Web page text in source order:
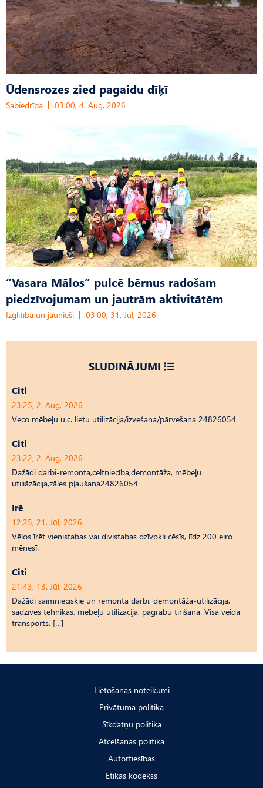
Ūdensrozes zied pagaidu dīķī
Sabiedrība 03:00, 4. Aug, 2026
“Vasara Mālos” pulcē bērnus radošam
piedzīvojumam un jautrām aktivitātēm
Izglītība un jaunieši 03:00, 31. Jūl, 2026
SLUDINĀJUMI
Citi
23:25, 2. Aug, 2026
Veco mēbeļu u.c. lietu utilizācija/izvešana/pārvešana 24826054
Citi
23:22, 2. Aug, 2026
Dažādi darbi-remonta,celtniecība,demontāža, mēbeļu
utiliāzācija,zāles pļaušana24826054
Īrē
12:25, 21. Jūl, 2026
Vēlos īrēt vienistabas vai divistabas dzīvokli cēsīs, līdz 200 eiro
mēnesī.
Citi
21:43, 13. Jūl, 2026
Dažādi saimnieciskie un remonta darbi, demontāža-utilizācija,
sadzīves tehnikas, mēbeļu utilizācija, pagrabu tīrīšana. Visa veida
transports. […]
Lietošanas noteikumi
Privātuma politika
Sīkdatņu politika
Atcelšanas politika
Autortiesības
Ētikas kodekss